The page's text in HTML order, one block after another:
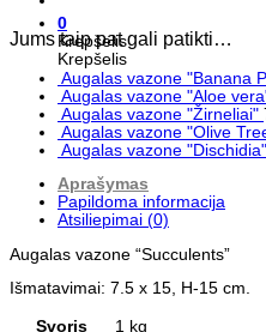
0
Krepšelis
Krepšelis
Jums taip pat gali patikti…
Augalas vazone "Banana
Augalas vazone "Aloe
Augalas vazone "Žirneliai"
Augalas vazone "Olive
Augalas vazone "Dischidia"
Aprašymas
Papildoma informacija
Atsiliepimai (0)
Augalas vazone “Succulents”
Išmatavimai: 7.5 x 15, H-15 cm.
Svoris
1 kg